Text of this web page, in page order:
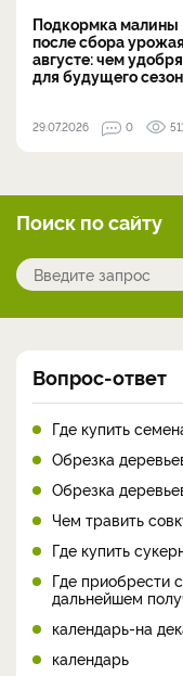
Подкормка малины
после сбора
августе: чем
для будущего
29.07.2026 0 511
Поиск по сайту
Вопрос-ответ
Где купить
Обрезка
Обрезка
Чем травить
Где купить
Где приобрести
дальнейшем
календарь-на
календарь